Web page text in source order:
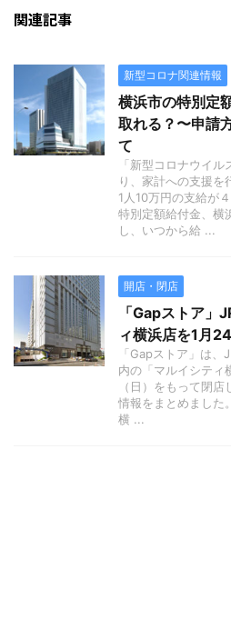
関連記事
新型コロナ関連情報
横浜市の特別定
取れる？〜申請
て
「新型コロナウイ
り、家計への支援を
1人10万円の支給が
特別定額給付金、横
し、いつから給 ...
開店・閉店
「Gapストア」
ィ横浜店を1月
「Gapストア」は
内の「マルイシティ
（日）をもって閉
情報をまとめました
横 ...